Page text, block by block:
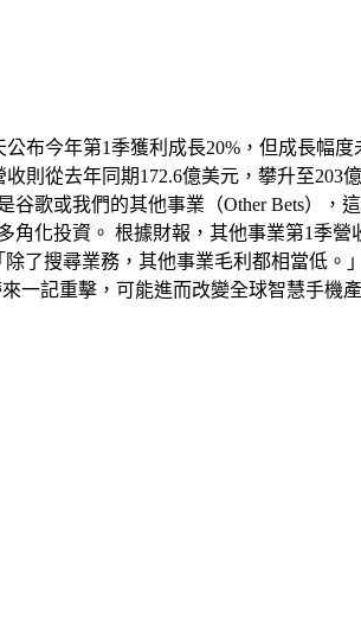
布今年第1季獲利成長20%，但成長幅
則從去年同期172.6億美元，攀升至203
歌或我們的其他事業（Other Bets），
化投資。 根據財報，其他事業第1季
了搜尋業務，其他事業毛利都相當低
一記重擊，可能進而改變全球智慧手機